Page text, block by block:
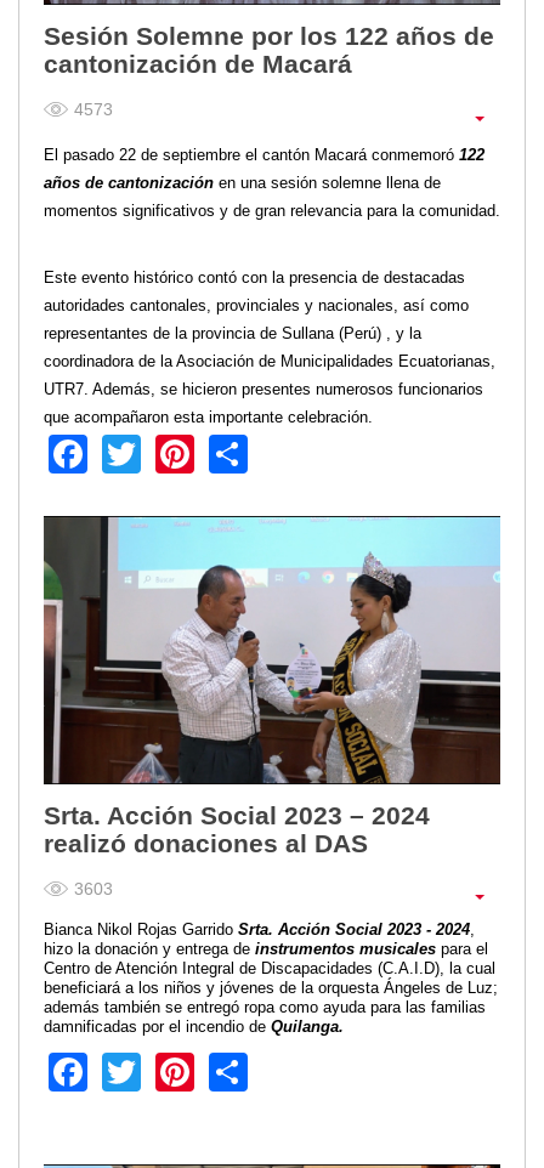
Sesión Solemne por los 122 años de
cantonización de Macará
4573
El pasado 22 de septiembre el cantón Macará conmemoró 122
años de cantonización en una sesión solemne llena de
momentos significativos y de gran relevancia para la comunidad.
Este evento histórico contó con la presencia de destacadas
autoridades cantonales, provinciales y nacionales, así como
representantes de la provincia de Sullana (Perú) , y la
coordinadora de la Asociación de Municipalidades Ecuatorianas,
UTR7. Además, se hicieron presentes numerosos funcionarios
que acompañaron esta importante celebración.
Facebook
TwitterPinterest
Srta. Acción Social 2023 – 2024
realizó donaciones al DAS
3603
Bianca Nikol Rojas Garrido Srta. Acción Social 2023 - 2024,
hizo la donación y entrega de instrumentos musicales para el
Centro de Atención Integral de Discapacidades (C.A.I.D), la cual
beneficiará a los niños y jóvenes de la orquesta Ángeles de Luz;
además también se entregó ropa como ayuda para las familias
damnificadas por el incendio de Quilanga.
Facebook
TwitterPinterest
2012
EPRAMA
2022
2021
2019
2018
2017
2016
Protección de Derechos
Empresa Pública de Vivienda
2021
2015
CPCCS
GAD Macará
Empresa Pública de Vivienda
Biblioteca
P.A.C. - P.O.A.
P.D.L - P.D.O.T.
GACETA TRIBUTARIA
Ordenanzas/Resoluciones
Convenios
Concursos 2016
Servicio
Consulta Pago de Impuesto
Mail